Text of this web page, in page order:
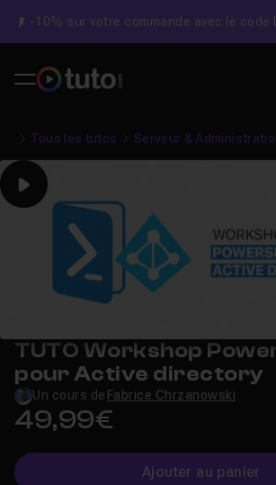
-10% sur votre commande avec le code
Tous les tutos Serveur &
Play
TUTO Workshop
pour Active directory
Un cours de Fabrice Chrzanowski
49,99€
Ajouter au panier